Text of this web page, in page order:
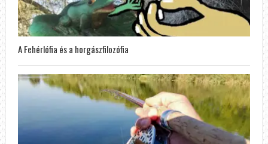
A Fehérlófia és a horgászfilozófia